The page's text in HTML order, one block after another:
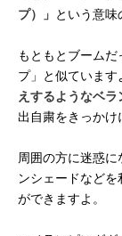
プ）」 という意味
もともとブーム
プ」と似ていま
えするようなベラ
出自粛をきっかけ
周囲の方に迷惑
ンシェードなど
ができますよ。